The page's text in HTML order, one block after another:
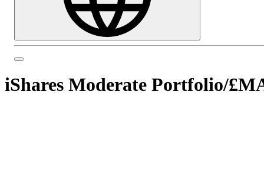
iShares Moderate Portfolio/